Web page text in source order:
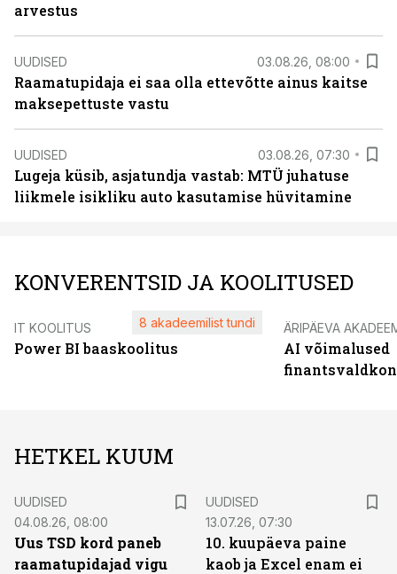
arvestus
UUDISED 03.08.26, 08:00
Raamatupidaja ei saa olla ettevõtte ainus kaitse
maksepettuste vastu
UUDISED 03.08.26, 07:30
Lugeja küsib, asjatundja vastab: MTÜ juhatuse
liikmele isikliku auto kasutamise hüvitamine
KONVERENTSID JA KOOLITUSED
IT KOOLITUS
Power BI baaskoolitus
8 akadeemilist tundi ÄRIPÄEVA
AI võimalused
HETKEL KUUM
UUDISED
04.08.26, 08:00
Uus TSD kord paneb
raamatupidajad vigu
UUDISED
13.07.26, 07:30
10. kuupäeva paine
kaob ja Excel enam ei